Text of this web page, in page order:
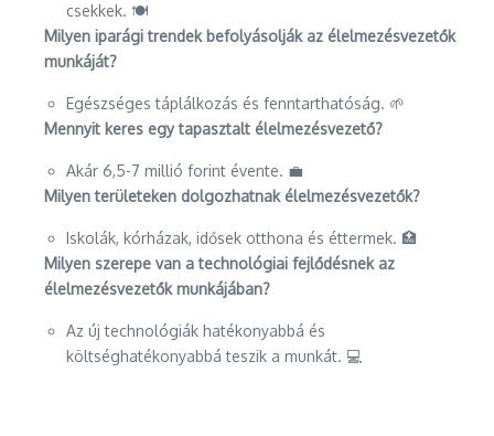
csekkek. 🍽️
Milyen iparági trendek befolyásolják az élelmezésvezetők
munkáját?
Egészséges táplálkozás és fenntarthatóság. 🌱
Mennyit keres egy tapasztalt élelmezésvezető?
Akár 6,5-7 millió forint évente. 💼
Milyen területeken dolgozhatnak élelmezésvezetők?
Iskolák, kórházak, idősek otthona és éttermek. 🏥
Milyen szerepe van a technológiai fejlődésnek az
élelmezésvezetők munkájában?
Az új technológiák hatékonyabbá és
költséghatékonyabbá teszik a munkát. 💻